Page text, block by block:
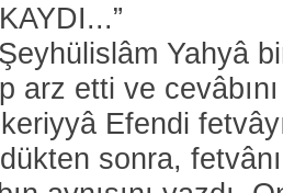
Yahyâ
arz etti ve
Efendi
sonra,